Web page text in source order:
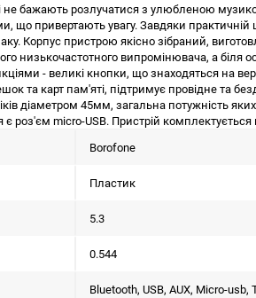
бажають розлучатися з улюбленою
увагу. Завдяки практичній
пристрою якісно зібраний,
випромінювача, а біля
- великі кнопки, що знаходяться на
карт пам'яті, підтримує провідне та
діаметром 45мм, загальна потужність
роз'єм micro-USB. Пристрій
Borofone
Пластик
5.3
0.544
Bluetooth, USB, AUX, Micro-usb,